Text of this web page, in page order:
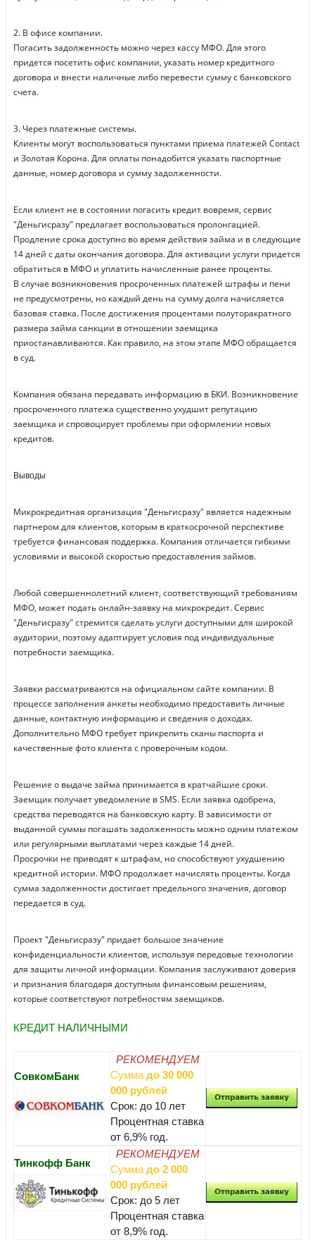
2. В офисе компании.
Погасить задолженность можно через кассу МФО. Для этого
придется посетить офис компании, указать номер кредитного
договора и внести наличные либо перевести сумму с банковского
счета.
3. Через платежные системы.
Клиенты могут воспользоваться пунктами приема платежей Сontact
и Золотая Корона. Для оплаты понадобится указать паспортные
данные, номер договора и сумму задолженности.
Если клиент не в состоянии погасить кредит вовремя, сервис
"Деньгисразу" предлагает воспользоваться пролонгацией.
Продление срока доступно во время действия займа и в следующие
14 дней с даты окончания договора. Для активации услуги придется
обратиться в МФО и уплатить начисленные ранее проценты.
В случае возникновения просроченных платежей штрафы и пени
не предусмотрены, но каждый день на сумму долга начисляется
базовая ставка. После достижения процентами полуторакратного
размера займа санкции в отношении заемщика
приостанавливаются. Как правило, на этом этапе МФО обращается
в суд.
Компания обязана передавать информацию в БКИ. Возникновение
просроченного платежа существенно ухудшит репутацию
заемщика и спровоцирует проблемы при оформлении новых
кредитов.
Выводы
Микрокредитная организация "Деньгисразу" является надежным
партнером для клиентов, которым в краткосрочной перспективе
требуется финансовая поддержка. Компания отличается гибкими
условиями и высокой скоростью предоставления займов.
Любой совершеннолетний клиент, соответствующий требованиям
МФО, может подать онлайн-заявку на микрокредит. Сервис
"Деньгисразу" стремится сделать услуги доступными для широкой
аудитории, поэтому адаптирует условия под индивидуальные
потребности заемщика.
Заявки рассматриваются на официальном сайте компании. В
процессе заполнения анкеты необходимо предоставить личные
данные, контактную информацию и сведения о доходах.
Дополнительно МФО требует прикрепить сканы паспорта и
качественные фото клиента с проверочным кодом.
Решение о выдаче займа принимается в кратчайшие сроки.
Заемщик получает уведомление в SMS. Если заявка одобрена,
средства переводятся на банковскую карту. В зависимости от
выданной суммы погашать задолженность можно одним платежом
или регулярными выплатами через каждые 14 дней.
Просрочки не приводят к штрафам, но способствуют ухудшению
кредитной истории. МФО продолжает начислять проценты. Когда
сумма задолженности достигает предельного значения, договор
передается в суд.
Проект "Деньгисразу" придает большое значение
конфиденциальности клиентов, используя передовые технологии
для защиты личной информации. Компания заслуживают доверия
и признания благодаря доступным финансовым решениям,
которые соответствуют потребностям заемщиков.
КРЕДИТ НАЛИЧНЫМИ
СовкомБанк
РЕКОМЕНДУЕМ
Сумма до 30 000
000 рублей
Срок: до 10 лет
Процентная ставка
от 6,9% год.
Тинкофф Банк
РЕКОМЕНДУЕМ
Сумма до 2 000
000 рублей
Срок: до 5 лет
Процентная ставка
от 8,9% год.